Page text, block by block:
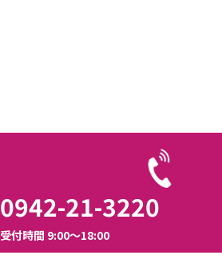
0942-21-3220
受付時間 9:00～18:00